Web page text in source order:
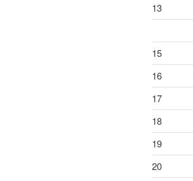
13
15
16
17
18
19
20